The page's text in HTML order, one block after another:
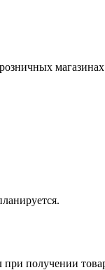
получении